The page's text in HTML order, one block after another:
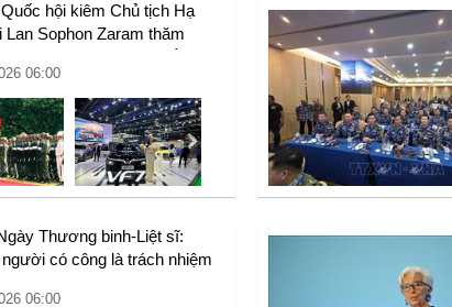
hội kiêm Chủ tịch Hạ
Lan Sophon Zaram thăm
tác chiến lược toàn diện
- Thái Lan
06:00
Thương binh-Liệt sĩ:
có công là trách nhiệm
06:00